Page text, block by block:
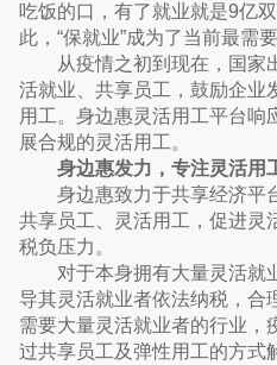
吃饭的口，有了就业就是9亿
此，“保就业”成为了当前最需
从疫情之初到现在，国家
活就业、共享员工，鼓励企业
用工。身边惠灵活用工平台响
展合规的灵活用工。
身边惠发力，专注灵活用
身边惠致力于共享经济平
共享员工、灵活用工，促进灵
税负压力。
对于本身拥有大量灵活就
导其灵活就业者依法纳税，合
需要大量灵活就业者的行业，
过共享员工及弹性用工的方式